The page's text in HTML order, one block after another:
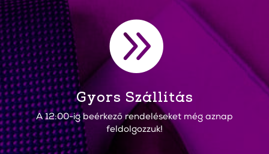

Gyors Szállítás
A 12:00-ig beérkező rendeléseket még aznap
feldolgozzuk!